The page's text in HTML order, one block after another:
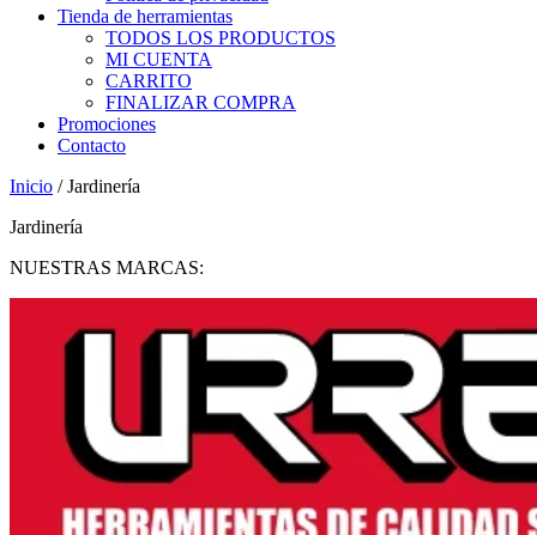
Tienda de herramientas
TODOS LOS PRODUCTOS
MI CUENTA
CARRITO
FINALIZAR COMPRA
Promociones
Contacto
Inicio / Jardinería
Jardinería
NUESTRAS MARCAS: